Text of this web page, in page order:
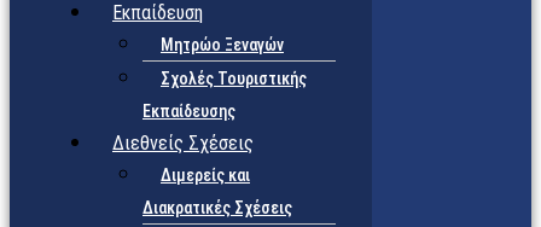
Εκπαίδευση
Μητρώο Ξεναγών
Σχολές Τουριστικής
Εκπαίδευσης
Διεθνείς Σχέσεις
Διμερείς και
Διακρατικές Σχέσεις